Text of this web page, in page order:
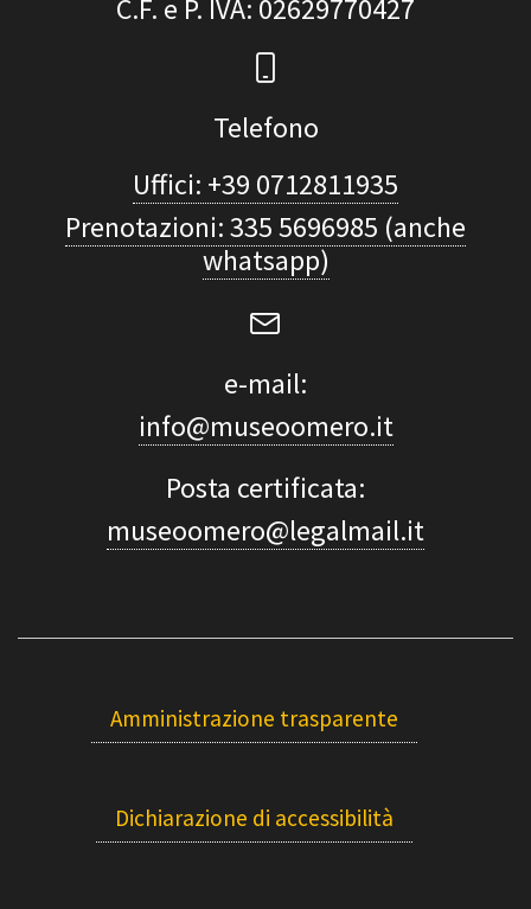
C.F. e P. IVA: 02629770427
Telefono
Uffici: +39 0712811935
Prenotazioni: 335 5696985 (anche
whatsapp)
e-mail:
info@museoomero.it
Posta certificata:
museoomero@legalmail.it
Amministrazione trasparente
Dichiarazione di accessibilità